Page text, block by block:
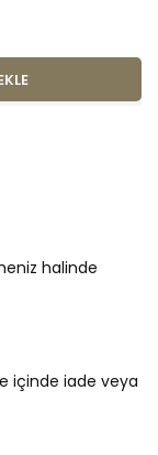
halinde
içinde iade veya